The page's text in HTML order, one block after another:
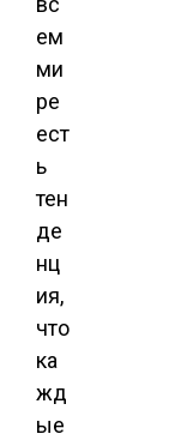
ем
ми
ре
ест
ь
тен
де
нц
ия,
что
ка
жд
ые